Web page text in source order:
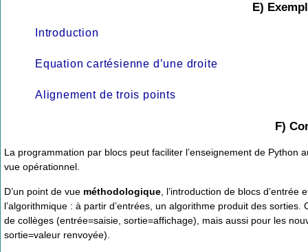
E)
Introduction
Equation cartésienne d’une droite
Alignement de trois points
F)
La programmation par blocs peut faciliter l’enseignement de Python
vue opérationnel.
D’un point de vue méthodologique , l’introduction de blocs
l’algorithmique : à partir d’entrées, un algorithme produit des
de collèges (entrée=saisie, sortie=affichage), mais aussi pour les
sortie=valeur renvoyée).